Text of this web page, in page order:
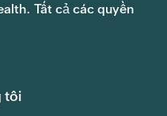
Tất cả các quyền
tôi